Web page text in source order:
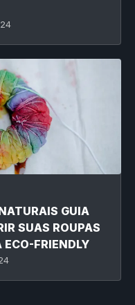
GUIA
SUAS ROUPAS
ECO-FRIENDLY